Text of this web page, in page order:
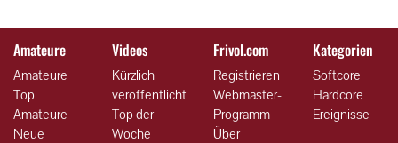
Amateure
Amateure
Top
Amateure
Neue
Videos
Kürzlich
veröffentlicht
Top der
Woche
Frivol.com
Registrieren
Webmaster-
Programm
Über
Kategorien
Softcore
Hardcore
Ereignisse